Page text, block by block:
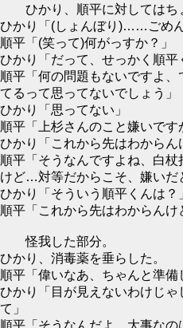
ひかり、順平に対してはち
ひかり「(しょんぼり)……ごめん
順平「(笑って)何がっすか？」
ひかり「だって、せっかく順
順平「何の問題もないですよ
てるって思ってないでしょう」
ひかり「思ってない」
順平「上杉さんのこと嫌いです
ひかり「これから先はわからん
順平「そうなんですよね、白
けど…対等だからこそ、嫌いだ
ひかり「そういう順平くんは？
順平「これから先はわからんけ
怪我した部分。
ひかり、消毒薬を垂らした。
順平「偉いなあ、ちゃんと準備
ひかり「目が見えないわけじ
て」
順平「そうなんだよ、大事なの